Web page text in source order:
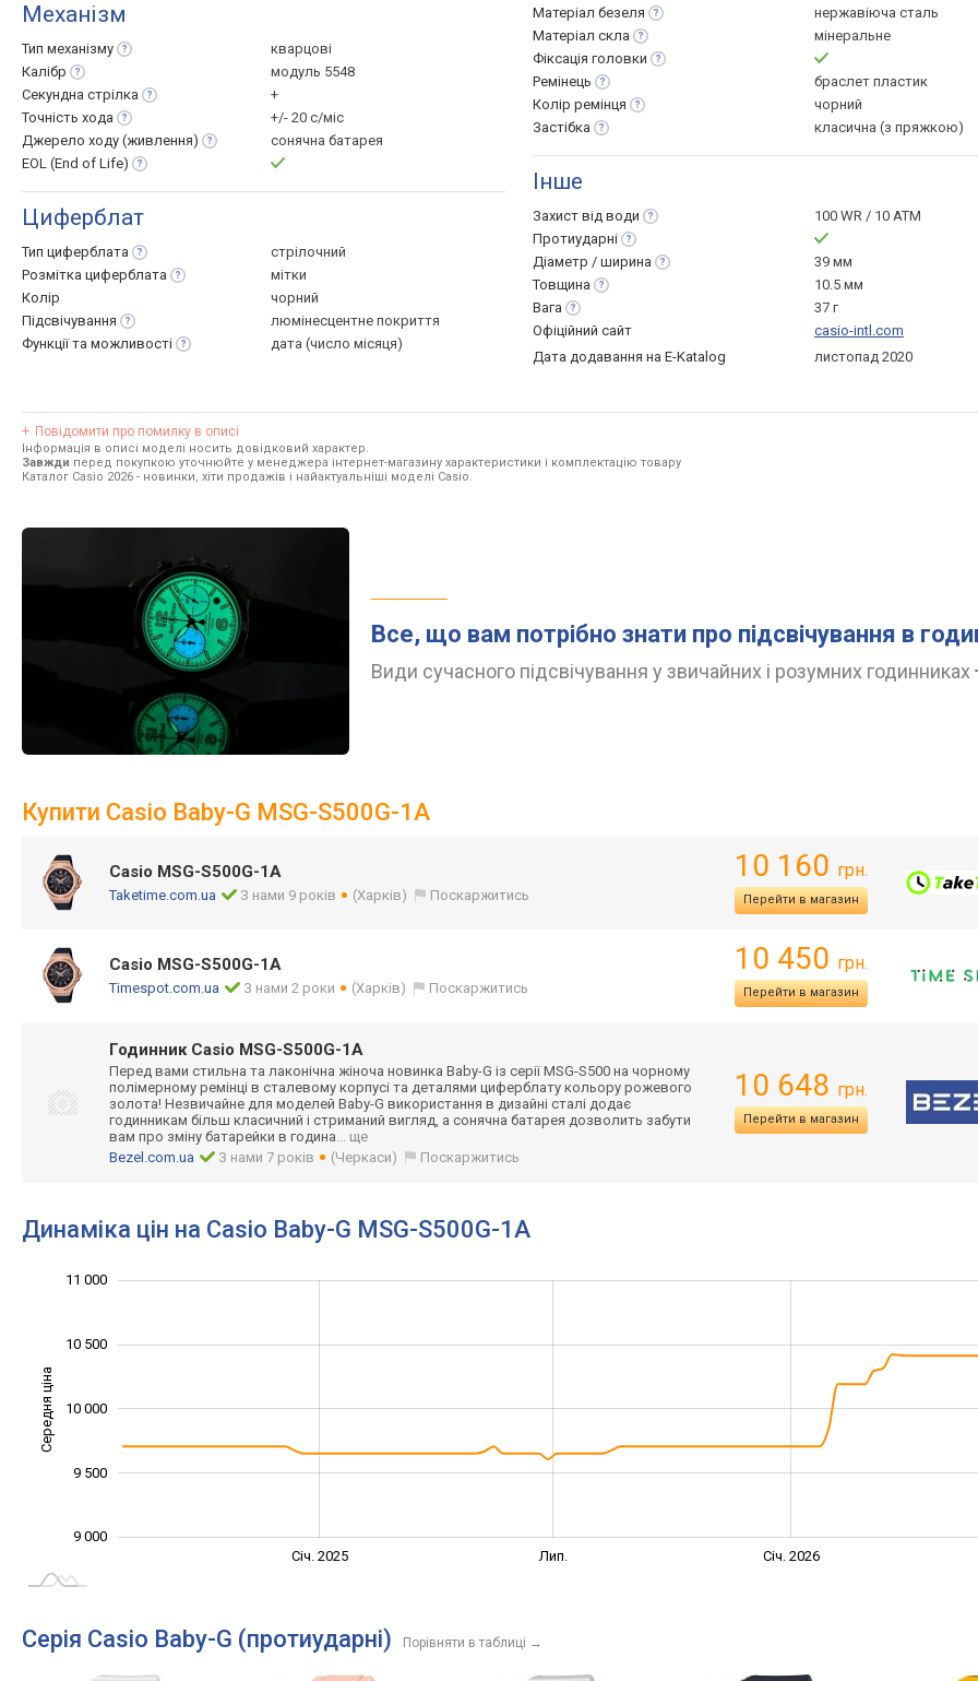
Механізм
Тип механізму
кварцові
Калібр
модуль 5548
Секундна стрілка
+
Точність хода
+/- 20 с/міс
Джерело ходу (живлення)
сонячна батарея
EOL (End of Life)
Циферблат
Тип циферблата
стрілочний
Розмітка циферблата
мітки
Колір
чорний
Підсвічування
люмінесцентне покриття
Функції та можливості дата (число місяця)
Матеріал безеля
нержавіюча сталь
Матеріал скла
мінеральне
Фіксація головки
Ремінець
браслет пластик
Колір ремінця
чорний
Застібка
класична (з пряжкою)
Інше
Захист від води
100 WR / 10 ATM
Протиударні
Діаметр / ширина
39 мм
Товщина
10.5 мм
Вага
37 г
Офіційний сайт
casio-intl.com
Дата додавання на E-Katalog
листопад 2020
Повідомити про помилку в описі
Інформація в описі моделі носить довідковий характер.
Завжди перед покупкою уточнюйте у менеджера інтернет-магазину характеристики і комплектацію товару
Каталог Casio 2026 - новинки, хіти продажів і найактуальніші моделі Casio.
Все, що вам потрібно знати про підсвічування в
Види сучасного підсвічування у звичайних і розумних годинниках
Купити Casio Baby-G MSG-S500G-1A
Casio MSG-S500G-1A
Taketime.com.ua З нами 9 років (Харків) Поскаржитись
10 160 грн.
Перейти в магазин
Casio MSG-S500G-1A
Timespot.com.ua З нами 2 роки (Харків) Поскаржитись
10 450 грн.
Перейти в магазин
Годинник Casio MSG-S500G-1A
Перед вами стильна та лаконічна жіноча новинка Baby-G із серії MSG-S500 на чорному
полімерному ремінці в сталевому корпусі та деталями циферблату кольору рожевого
золота! Незвичайне для моделей Baby-G використання в дизайні сталі додає
годинникам більш класичний і стриманий вигляд, а сонячна батарея дозволить забути
вам про зміну батарейки в година... ще
Bezel.com.ua
З нами 7 років (Черкаси) Поскаржитись
10 648 грн.
Перейти в магазин
Динаміка цін на Casio Baby-G MSG-S500G-1A
Середня ціна 10 000
9 000
11 000
10 000
10 500
9 500
Січ. 2025 Лип. Січ. 2026
Серія Casio Baby-G (протиударні) Порівняти в таблиці →